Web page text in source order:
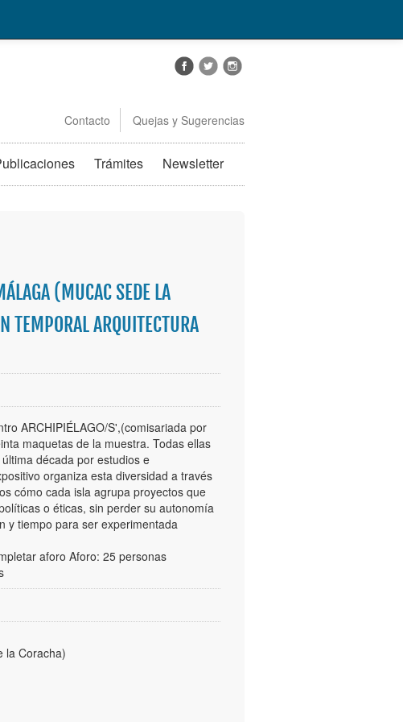
Contacto Quejas y Sugerencias
Trámites Newsletter
(MUCAC SEDE LA
TEMPORAL ARQUITECTURA
ARCHIPIÉLAGO/S',(comisariada por
maquetas de la muestra. Todas ellas
década por estudios e
organiza esta diversidad a través
cómo cada isla agrupa proyectos que
o éticas, sin perder su autonomía
y tiempo para ser experimentada
aforo Aforo: 25 personas
la Coracha)